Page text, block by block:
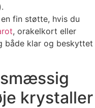
fin støtte, hvis du
, orakelkort eller
både klar og beskyttet
krystaller